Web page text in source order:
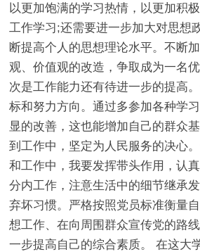
以更加饱满的学习热情，以更加积
工作学习;还需要进一步加大对思想
断提高个人的思想理论水平。不断
观、价值观的改造，争取成为一名
次是工作能力还有待进一步的提高
标和努力方向。通过多参加各种学
显的改善，这也能增加自己的群众
到工作中，坚定为人民服务的决心
和工作中，我要发挥带头作用，认
分内工作，注意生活中的细节继承
弃坏习惯。严格按照党员标准衡量
想工作、在向周围群众宣传党的路
一步提高自己的综合素质。 在这大